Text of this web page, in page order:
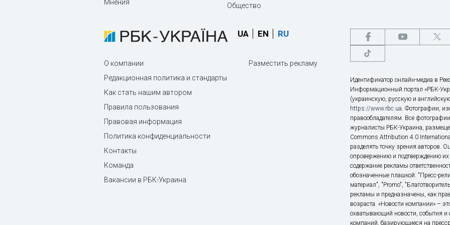
Мнения Общество
UA EN RU
О компании
Редакционная политика и стандарты
Как стать нашим автором
Правила пользования
Правовая информация
Политика конфиденциальности
Контакты
Команда
Вакансии в РБК-Украина
Разместить рекламу
Идентификатор онлайн-медиа в
Информационный портал «РБК-
(украинскую, русскую и
https://www.rbc.ua. Фотографии,
правообладателям. Все
журналисты РБК-Украина,
Commons Attribution 4.0
разделять точку зрения авторов.
опровержению и подтверждению их
содержание рекламы
обозначенные плашкой: "Пресс-
материал", "Promo",
рекламы и предназначены, как
возраста. «Новости компании» –
охватывающий новости, события и
компаний, базирующиеся на